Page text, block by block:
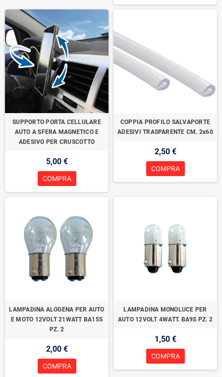
SUPPORTO PORTA CELLULARE
AUTO A SFERA MAGNETICO E
ADESIVO PER CRUSCOTTO
5,00 €
COMPRA
COPPIA PROFILO SALVAPORTE
ADESIVI TRASPARENTE CM. 2x60
2,50 €
COMPRA
LAMPADINA ALOGENA PER AUTO
E MOTO 12VOLT 21WATT BA15S
PZ. 2
2,00 €
COMPRA
LAMPADINA MONOLUCE PER
AUTO 12VOLT 4WATT. BA9S PZ. 2
1,50 €
COMPRA